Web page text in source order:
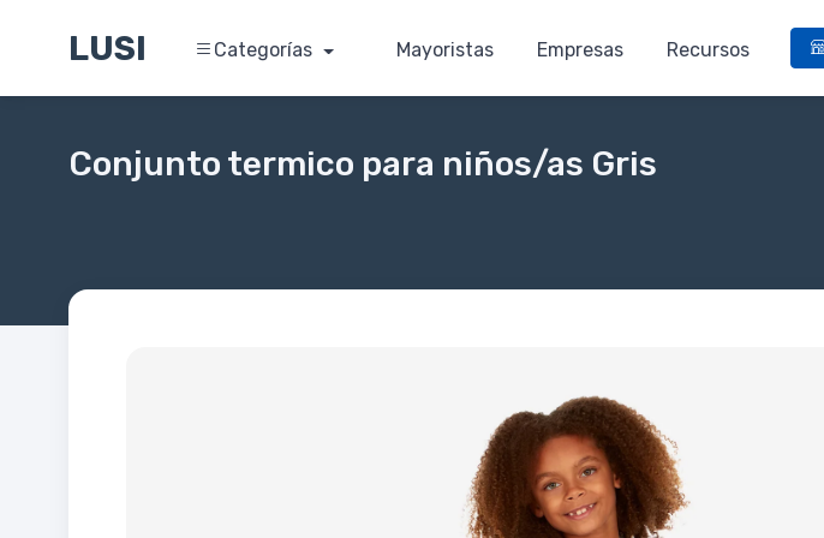
LUSI Categorías Mayoristas Empresas Recursos
Conjunto termico para niños/as Gris